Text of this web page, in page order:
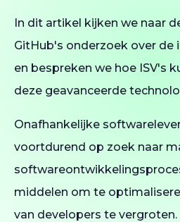
In dit artikel kijken we naar
GitHub's onderzoek over de
en bespreken we hoe ISV's
deze geavanceerde
Onafhankelijke
voortdurend op zoek naar
middelen om te
van developers te vergroten.